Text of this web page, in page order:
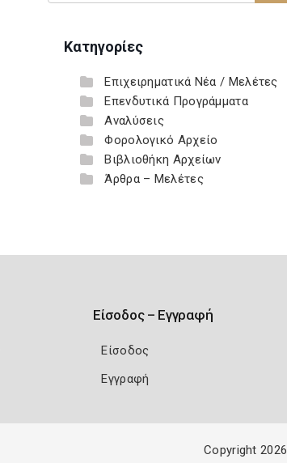
Κατηγορίες
Επιχειρηματικά Νέα / Μελέτες
Επενδυτικά Προγράμματα
Αναλύσεις
Φορολογικό Αρχείο
Βιβλιοθήκη Αρχείων
Άρθρα – Μελέτες
Είσοδος – Εγγραφή
Είσοδος
Εγγραφή
Copyright 2026